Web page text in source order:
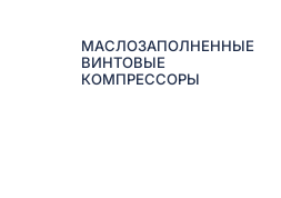
МАСЛОЗАПОЛНЕННЫЕ
ВИНТОВЫЕ
КОМПРЕССОРЫ